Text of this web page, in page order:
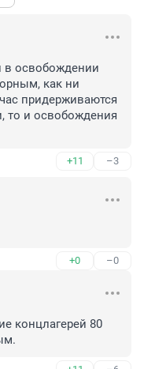
в освобождении
как ни
придерживаются
то и освобождения
+11 –3
+0 –0
концлагерей 80